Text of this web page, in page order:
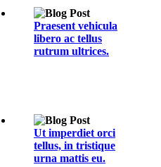
Praesent vehicula
libero ac tellus
rutrum ultrices.
Ut imperdiet orci
tellus, in tristique
urna mattis eu.